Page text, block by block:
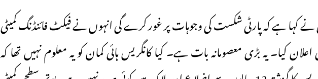
نے کہا ہے کہ پارٹی شکست کی وجوہات پر غور کرے گی انہوں نے فیکٹ فائنڈنگ کمیٹی
کیا۔ یہ بڑی معصومانہ بات ہے۔ کیا کانگریس ہائی کمان کو یہ معلوم نہیں تھا کہ